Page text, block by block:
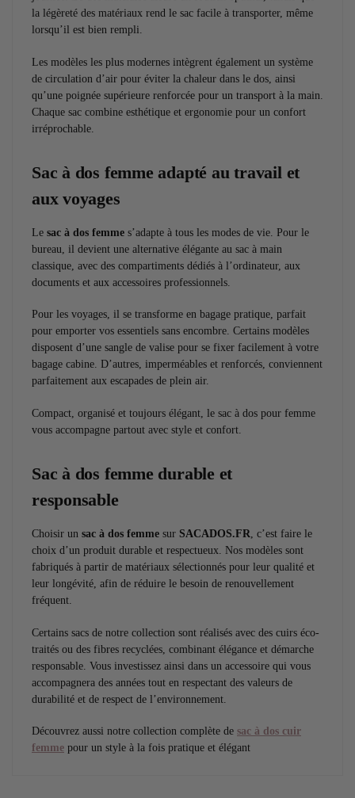
la légèreté des matériaux rend le sac facile à transporter, même
lorsqu’il est bien rempli.
Les modèles les plus modernes intègrent également un système
de circulation d’air pour éviter la chaleur dans le dos, ainsi
qu’une poignée supérieure renforcée pour un transport à la main.
Chaque sac combine esthétique et ergonomie pour un confort
irréprochable.
Sac à dos femme adapté au travail et
aux voyages
Le sac à dos femme s’adapte à tous les modes de vie. Pour le
bureau, il devient une alternative élégante au sac à main
classique, avec des compartiments dédiés à l’ordinateur, aux
documents et aux accessoires professionnels.
Pour les voyages, il se transforme en bagage pratique, parfait
pour emporter vos essentiels sans encombre. Certains modèles
disposent d’une sangle de valise pour se fixer facilement à votre
bagage cabine. D’autres, imperméables et renforcés, conviennent
parfaitement aux escapades de plein air.
Compact, organisé et toujours élégant, le sac à dos pour femme
vous accompagne partout avec style et confort.
Sac à dos femme durable et
responsable
Choisir un sac à dos femme sur SACADOS.FR, c’est faire le
choix d’un produit durable et respectueux. Nos modèles sont
fabriqués à partir de matériaux sélectionnés pour leur qualité et
leur longévité, afin de réduire le besoin de renouvellement
fréquent.
Certains sacs de notre collection sont réalisés avec des cuirs éco-
traités ou des fibres recyclées, combinant élégance et démarche
responsable. Vous investissez ainsi dans un accessoire qui vous
accompagnera des années tout en respectant des valeurs de
durabilité et de respect de l’environnement.
Découvrez aussi notre collection complète de sac à dos cuir
femme pour un style à la fois pratique et élégant